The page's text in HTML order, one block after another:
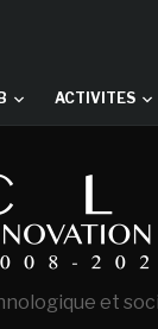
ACTIVITES
et